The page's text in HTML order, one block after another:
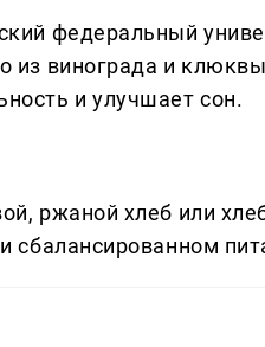
федеральный
из винограда и
и улучшает сон.
ржаной хлеб или
сбалансированном